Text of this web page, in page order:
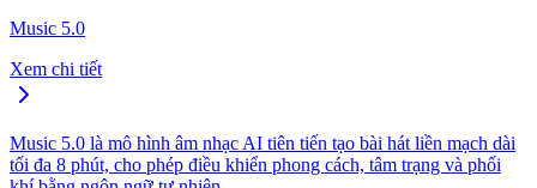
Music 5.0
Xem chi tiết
Music 5.0 là mô hình âm nhạc AI tiên tiến tạo bài hát liền mạch dài
tối đa 8 phút, cho phép điều khiển phong cách, tâm trạng và phối